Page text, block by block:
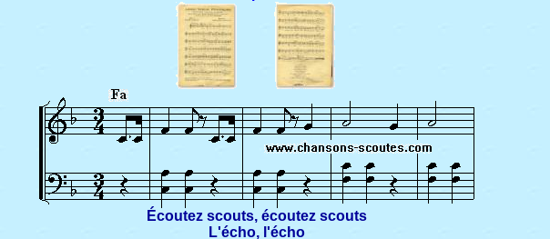
Écoutez scouts, écoutez scouts
L'écho, l'écho